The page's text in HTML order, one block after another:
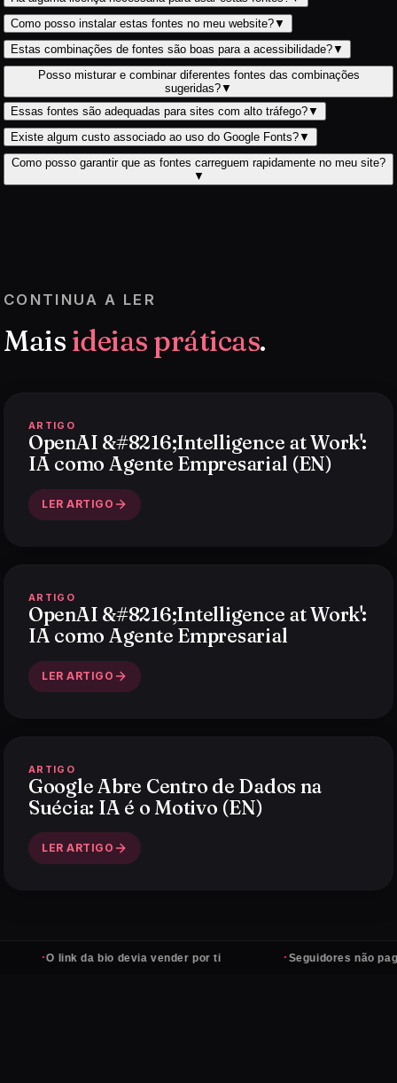
Como posso instalar estas fontes no meu website?▼
Estas combinações de fontes são boas para a acessibilidade?▼
Posso misturar e combinar diferentes fontes das combinações
sugeridas?▼
Essas fontes são adequadas para sites com alto tráfego?▼
Existe algum custo associado ao uso do Google Fonts?▼
Como posso garantir que as fontes carreguem rapidamente no meu site?
▼
CONTINUA A LER
Mais ideias práticas.
ARTIGO
OpenAI &#8216;Intelligence at Work':
IA como Agente Empresarial (EN)
LER ARTIGO
ARTIGO
OpenAI &#8216;Intelligence at Work':
IA como Agente Empresarial
LER ARTIGO
ARTIGO
Google Abre Centro de Dados na
Suécia: IA é o Motivo (EN)
LER ARTIGO
O link da bio devia vender por ti Seguidores não pagam